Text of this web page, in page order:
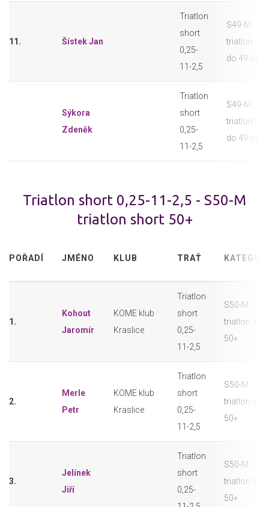
11. Šístek Jan
Triatlon
short
0,25-
11-2,5
S49-M
triatlon
do 49 let
Sýkora
Zdeněk
Triatlon
short
0,25-
11-2,5
S49-M
triatlon
do 49 let
Triatlon short 0,25-11-2,5 - S50-M
triatlon short 50+
POŘADÍ JMÉNO KLUB TRAŤ
1.
Kohout
Jaromír
KOME klub
Kraslice
Triatlon
short
0,25-
11-2,5
S50-M
triatlon
50+
2.
Merle
Petr
KOME klub
Kraslice
Triatlon
short
0,25-
11-2,5
S50-M
triatlon
50+
3.
Jelínek
Jiří
Triatlon
short
0,25-
S50-M
triatlon
50+